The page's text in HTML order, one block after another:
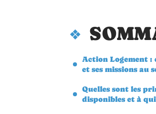
Action Logement :
et ses missions au
Quelles sont les
disponibles et à qui